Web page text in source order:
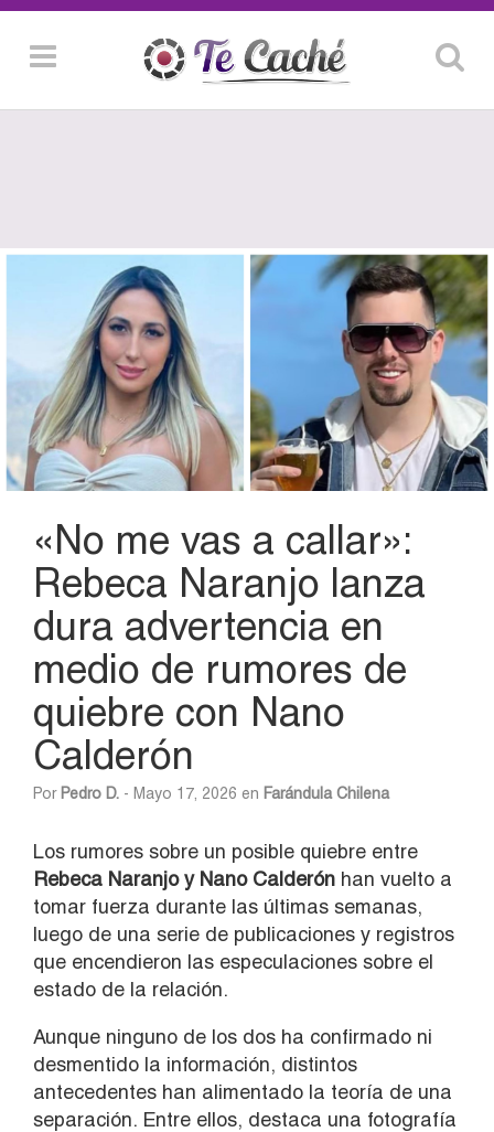
«No me vas a callar»:
Rebeca Naranjo lanza
dura advertencia en
medio de rumores de
quiebre con Nano
Calderón
Por Pedro D. - Mayo 17, 2026 en Farándula Chilena
Los rumores sobre un posible quiebre entre
Rebeca Naranjo y Nano Calderón han vuelto a
tomar fuerza durante las últimas semanas,
luego de una serie de publicaciones y registros
que encendieron las especulaciones sobre el
estado de la relación.
Aunque ninguno de los dos ha confirmado ni
desmentido la información, distintos
antecedentes han alimentado la teoría de una
separación. Entre ellos, destaca una fotografía